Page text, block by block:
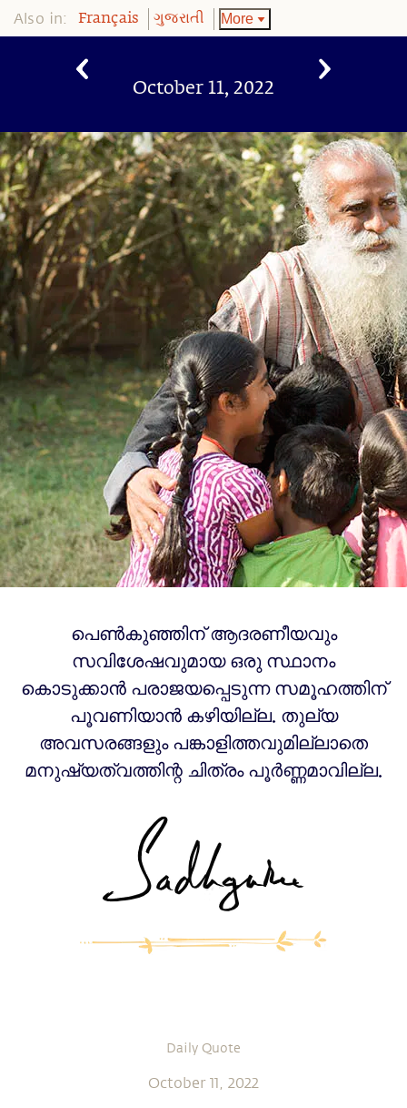
Also in: Français ગુજરાતી More
October 11, 2022
പെൺകുഞ്ഞിന് ആദരണീയവും
സവിശേഷവുമായ ഒരു സ്ഥാനം
കൊടുക്കാൻ പരാജയപ്പെടുന്ന സമൂഹത്തിന്
പൂവണിയാൻ കഴിയില്ല. തുല്യ
അവസരങ്ങളും പങ്കാളിത്തവുമില്ലാതെ
മനുഷ്യത്വത്തിന്റ ചിത്രം പൂർണ്ണമാവില്ല.
Daily Quote
October 11, 2022